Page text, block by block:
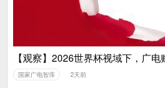
【观察】2026世界杯视域下，广
国家广电智库 2天前